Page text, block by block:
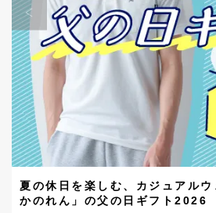
夏の休日を楽しむ、カジュアル
かのれん」の父の日ギフト2026